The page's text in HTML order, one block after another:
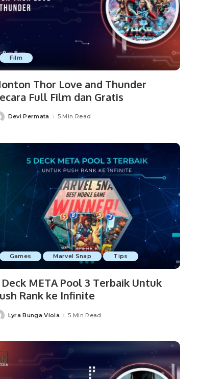
Film
Thor Love and Thunder
Full Film dan Gratis
Devi Permata 5 Min Read
Games Marvel Snap Tips
Deck META Pool 3 Terbaik Untuk
Rank ke Infinite
Lyra Bunga Viola 5 Min Read